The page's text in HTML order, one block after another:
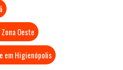
Oeste
em Higienópolis